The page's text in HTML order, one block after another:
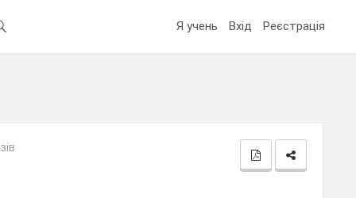
Я учень Вхід Реєстрація